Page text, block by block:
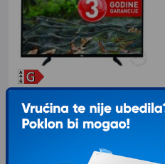
VOX 32DSA662Y LED
Televizor VOX 32DSA662Y
karakteriše odličan LED ekran